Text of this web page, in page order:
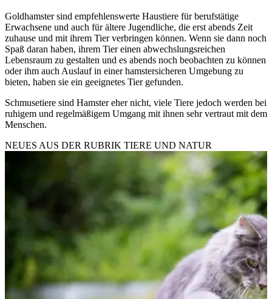
Goldhamster sind empfehlenswerte Haustiere für berufstätige
Erwachsene und auch für ältere Jugendliche, die erst abends Zeit
zuhause und mit ihrem Tier verbringen können. Wenn sie dann noch
Spaß daran haben, ihrem Tier einen abwechslungsreichen
Lebensraum zu gestalten und es abends noch beobachten zu können
oder ihm auch Auslauf in einer hamstersicheren Umgebung zu
bieten, haben sie ein geeignetes Tier gefunden.
Schmusetiere sind Hamster eher nicht, viele Tiere jedoch werden bei
ruhigem und regelmäßigem Umgang mit ihnen sehr vertraut mit dem
Menschen.
NEUES AUS DER RUBRIK TIERE UND NATUR